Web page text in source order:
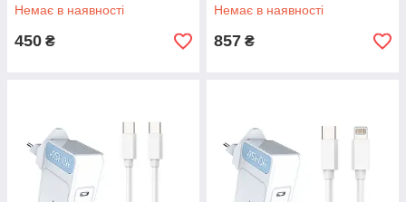
Немає в наявності
450 ₴
Немає в наявності
857 ₴